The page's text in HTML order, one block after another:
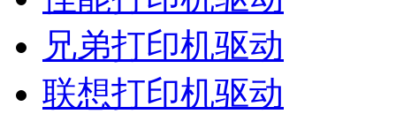
兄弟打印机驱动
联想打印机驱动